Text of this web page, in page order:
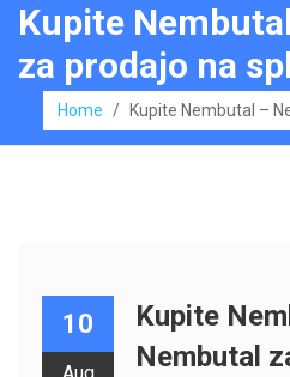
Kupite
za prodajo na
Home / Kupite Nembutal –
10
Kupite
Nembutal